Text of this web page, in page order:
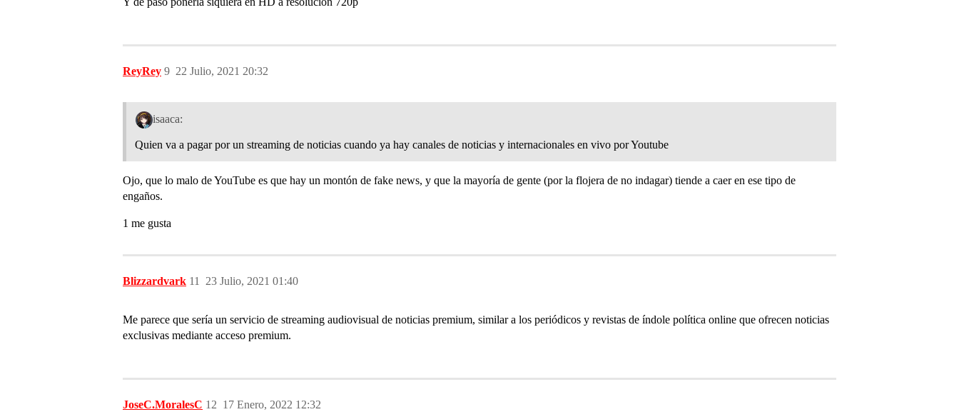
ReyRey 22 Julio, 2021 20:32
9
isaaca:
Quien va a pagar por un streaming de noticias cuando ya hay canales de noticias y internacionales en vivo por Youtube
Ojo, que lo malo de YouTube es que hay un montón de fake news, y que la mayoría de gente (por la flojera de no indagar) tiende a caer en ese tipo de
engaños.
1 me gusta
Blizzardvark 23 Julio, 2021 01:40
11
Me parece que sería un servicio de streaming audiovisual de noticias premium, similar a los periódicos y revistas de índole política online que ofrecen noticias
exclusivas mediante acceso premium.
JoseC.MoralesC 17 Enero, 2022 12:32
12